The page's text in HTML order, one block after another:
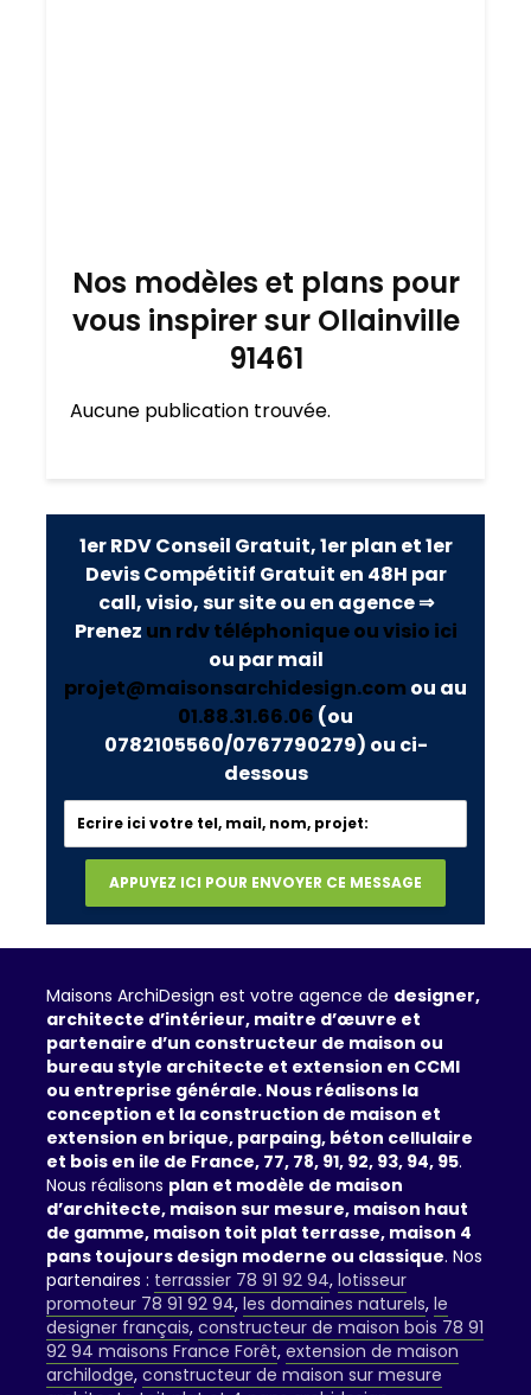
Nos modèles et plans pour
vous inspirer sur Ollainville
91461
Aucune publication trouvée.
1er RDV Conseil Gratuit, 1er plan et 1er
Devis Compétitif Gratuit en 48H par
call, visio, sur site ou en agence ⇒
Prenez un rdv téléphonique ou visio ici
ou par mail
projet@maisonsarchidesign.com ou au
01.88.31.66.06 (ou
0782105560/0767790279) ou ci-
dessous
Maisons ArchiDesign est votre agence de designer,
architecte d’intérieur, maitre d’œuvre et
partenaire d’un constructeur de maison ou
bureau style architecte et extension en CCMI
ou entreprise générale. Nous réalisons la
conception et la construction de maison et
extension en brique, parpaing, béton cellulaire
et bois en ile de France, 77, 78, 91, 92, 93, 94, 95.
Nous réalisons plan et modèle de maison
d’architecte, maison sur mesure, maison haut
de gamme, maison toit plat terrasse, maison 4
pans toujours design moderne ou classique. Nos
partenaires : terrassier 78 91 92 94, lotisseur
promoteur 78 91 92 94, les domaines naturels, le
designer français, constructeur de maison bois 78 91
92 94 maisons France Forêt, extension de maison
archilodge, constructeur de maison sur mesure